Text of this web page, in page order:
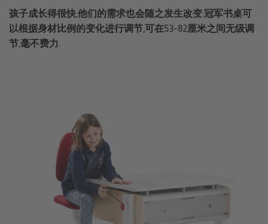
孩子成长得很快,他们的需求也会随之发生改变.冠军书桌可
以根据身材比例的变化进行调节,可在53-82厘米之间无级调
节,毫不费力.